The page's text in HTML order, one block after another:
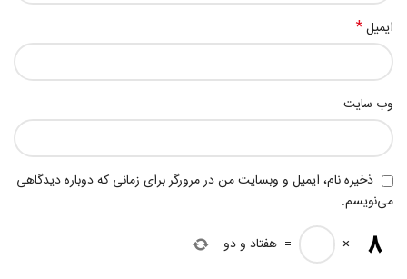
ایمیل*
وب‌ سایت
ذخیره نام، ایمیل و وبسایت من در مرورگر برای زمانی که دوباره دیدگاهی
می‌نویسم.
×
= هفتاد و دو